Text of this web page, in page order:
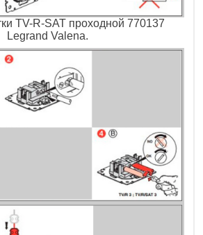
TV-R-SAT проходной 770137
Legrand Valena.